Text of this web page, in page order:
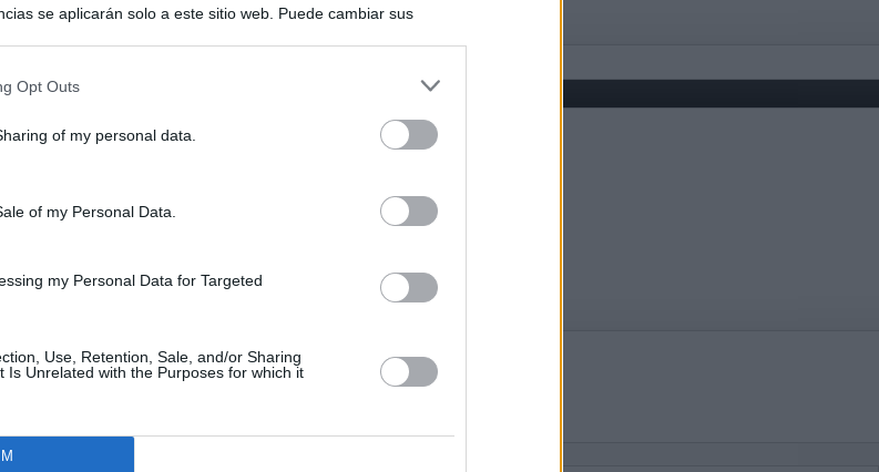
se aplicarán solo a este sitio web. Puede cambiar sus
Opt Outs
of my personal data.
of my Personal Data.
my Personal Data for Targeted
Use, Retention, Sale, and/or Sharing
Is Unrelated with the Purposes for which it